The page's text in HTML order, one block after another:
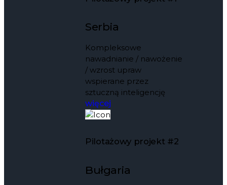
Serbia
Kompleksowe
nawadnianie / nawożenie
/ wzrost upraw
wspierane przez
sztuczną inteligencję
więcej
Pilotażowy projekt #2
Bułgaria